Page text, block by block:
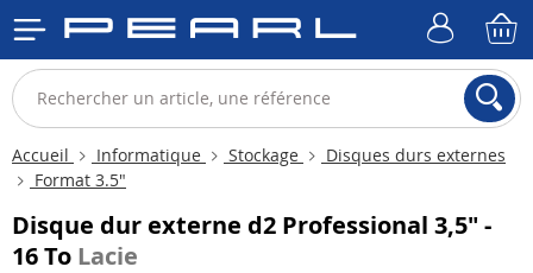
Accueil Informatique Stockage
Disques durs externes
Format 3.5"
Disque dur externe d2 Professional 3,5" -
16 To Lacie